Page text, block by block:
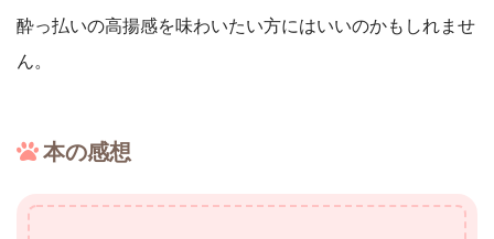
酔っ払いの高揚感を味わいたい方にはいいのかもしれませ
ん。
本の感想